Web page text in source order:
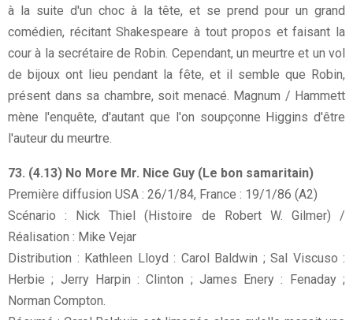
à la suite d'un choc à la tête, et se prend pour un grand
comédien, récitant Shakespeare à tout propos et faisant la
cour à la secrétaire de Robin. Cependant, un meurtre et un vol
de bijoux ont lieu pendant la fête, et il semble que Robin,
présent dans sa chambre, soit menacé. Magnum / Hammett
mène l'enquête, d'autant que l'on soupçonne Higgins d'être
l'auteur du meurtre.
73. (4.13) No More Mr. Nice Guy (Le bon samaritain)
Première diffusion USA : 26/1/84, France : 19/1/86 (A2)
Scénario : Nick Thiel (Histoire de Robert W. Gilmer) /
Réalisation : Mike Vejar
Distribution : Kathleen Lloyd : Carol Baldwin ; Sal Viscuso :
Herbie ; Jerry Harpin : Clinton ; James Enery : Fenaday ;
Norman Compton.